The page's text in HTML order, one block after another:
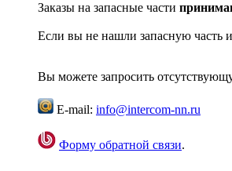
Заказы на запасные части
Если вы не нашли запасную часть
Вы можете запросить
E-mail: info@intercom-nn.ru
Форму обратной связи.